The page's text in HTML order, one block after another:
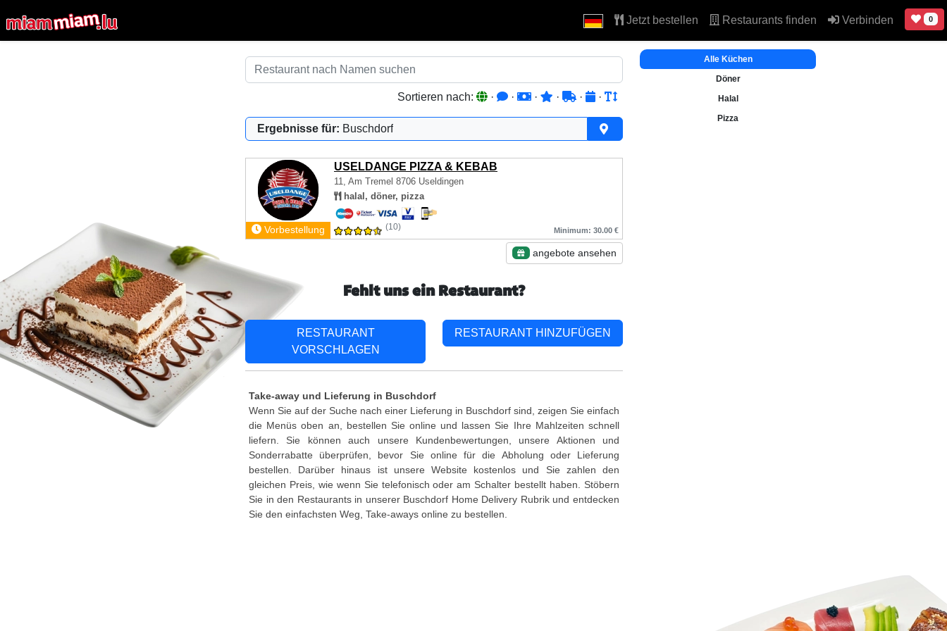
Jetzt bestellen Restaurants finden Verbinden 0
Sortieren nach: · · · · · ·
Ergebnisse für: Buschdorf
USELDANGE PIZZA & KEBAB
11, Am Tremel 8706 Useldingen
halal, döner, pizza
Vorbestellung (10) Minimum: 30.00 €
angebote ansehen
Alle Küchen
Döner
Halal
Pizza
Fehlt uns ein Restaurant?
RESTAURANT
VORSCHLAGEN
RESTAURANT HINZUFÜGEN
Take-away und Lieferung in Buschdorf
Wenn Sie auf der Suche nach einer Lieferung in Buschdorf sind, zeigen Sie einfach
die Menüs oben an, bestellen Sie online und lassen Sie Ihre Mahlzeiten schnell
liefern. Sie können auch unsere Kundenbewertungen, unsere Aktionen und
Sonderrabatte überprüfen, bevor Sie online für die Abholung oder Lieferung
bestellen. Darüber hinaus ist unsere Website kostenlos und Sie zahlen den
gleichen Preis, wie wenn Sie telefonisch oder am Schalter bestellt haben. Stöbern
Sie in den Restaurants in unserer Buschdorf Home Delivery Rubrik und entdecken
Sie den einfachsten Weg, Take-aways online zu bestellen.